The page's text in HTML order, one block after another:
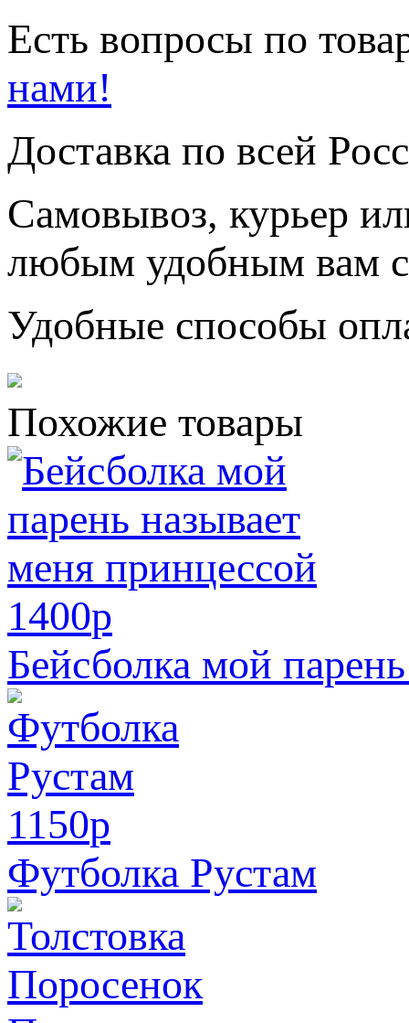
Есть вопросы по
нами!
Доставка по всей
Самовывоз, курьер
любым удобным вам
Удобные способы
Похожие товары
1400p
Бейсболка мой
1150p
Футболка Рустам